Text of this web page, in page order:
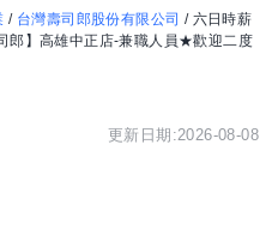
/ 台灣壽司郎股份有限公司 / 六日時薪
郎】高雄中正店-兼職人員★歡迎二度
更新日期:2026-08-08